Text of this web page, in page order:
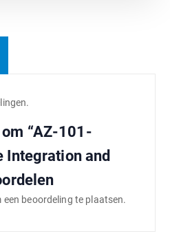
“AZ-101-
and
een beoordeling te plaatsen.